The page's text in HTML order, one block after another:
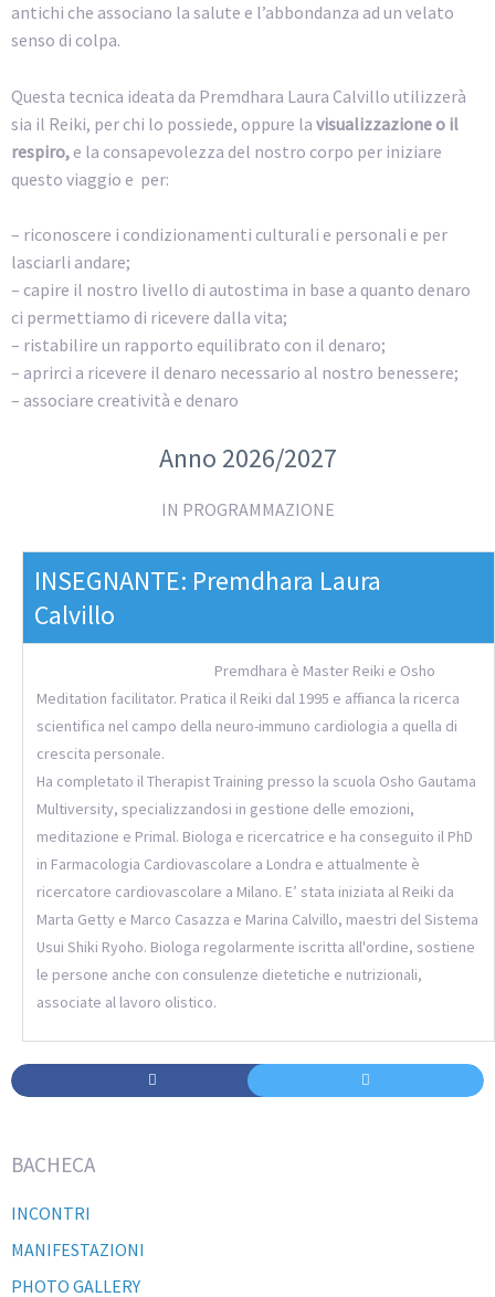
antichi che associano la salute e l’abbondanza ad un velato
senso di colpa.
Questa tecnica ideata da Premdhara Laura Calvillo utilizzerà
sia il Reiki, per chi lo possiede, oppure la visualizzazione o il
respiro, e la consapevolezza del nostro corpo per iniziare
questo viaggio e per:
– riconoscere i condizionamenti culturali e personali e per
lasciarli andare;
– capire il nostro livello di autostima in base a quanto denaro
ci permettiamo di ricevere dalla vita;
– ristabilire un rapporto equilibrato con il denaro;
– aprirci a ricevere il denaro necessario al nostro benessere;
– associare creatività e denaro
Anno 2026/2027
IN PROGRAMMAZIONE
INSEGNANTE: Premdhara Laura
Calvillo
Premdhara è Master Reiki e Osho
Meditation facilitator. Pratica il Reiki dal 1995 e affianca la ricerca
scientifica nel campo della neuro-immuno cardiologia a quella di
crescita personale.
Ha completato il Therapist Training presso la scuola Osho Gautama
Multiversity, specializzandosi in gestione delle emozioni,
meditazione e Primal. Biologa e ricercatrice e ha conseguito il PhD
in Farmacologia Cardiovascolare a Londra e attualmente è
ricercatore cardiovascolare a Milano. E’ stata iniziata al Reiki da
Marta Getty e Marco Casazza e Marina Calvillo, maestri del Sistema
Usui Shiki Ryoho. Biologa regolarmente iscritta all'ordine, sostiene
le persone anche con consulenze dietetiche e nutrizionali,
associate al lavoro olistico.
BACHECA
INCONTRI
MANIFESTAZIONI
PHOTO GALLERY